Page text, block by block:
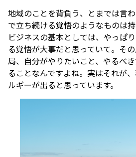
地域のことを背負う、とまでは言
で立ち続ける覚悟のようなものは持
ビジネスの基本としては、やっぱ
る覚悟が大事だと思っていて。そ
局、自分がやりたいこと、やるべ
ることなんですよね。実はそれが
ルギーが出ると思っています。